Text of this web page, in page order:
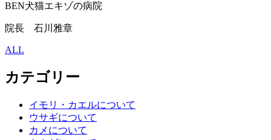
BEN犬猫エキゾの病院
院長 石川雅章
ALL
カテゴリー
イモリ・カエルについて
ウサギについて
カメについて